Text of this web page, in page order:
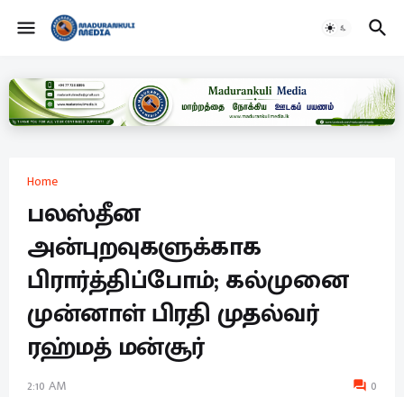
Home
பலஸ்தீன
அன்புறவுகளுக்காக
பிரார்த்திப்போம்; கல்முனை
முன்னாள் பிரதி முதல்வர்
ரஹ்மத் மன்சூர்
2:10 AM 0